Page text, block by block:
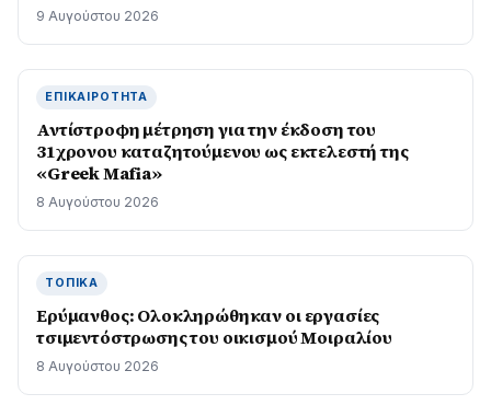
9 Αυγούστου 2026
ΕΠΙΚΑΙΡΌΤΗΤΑ
Αντίστροφη μέτρηση για την έκδοση του
31χρονου καταζητούμενου ως εκτελεστή της
«Greek Mafia»
8 Αυγούστου 2026
ΤΟΠΙΚΆ
Ερύμανθος: Ολοκληρώθηκαν οι εργασίες
τσιμεντόστρωσης του οικισμού Μοιραλίου
8 Αυγούστου 2026